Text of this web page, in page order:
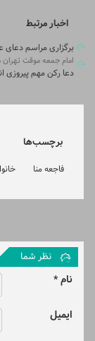
اخبار مرتبط
برگزاری مراسم دعای
امام جمعه موقت
دعا رکن مهم پیروزی
برچسب‌ها
فاجعه منا
نظر شما
نام *
ایمیل